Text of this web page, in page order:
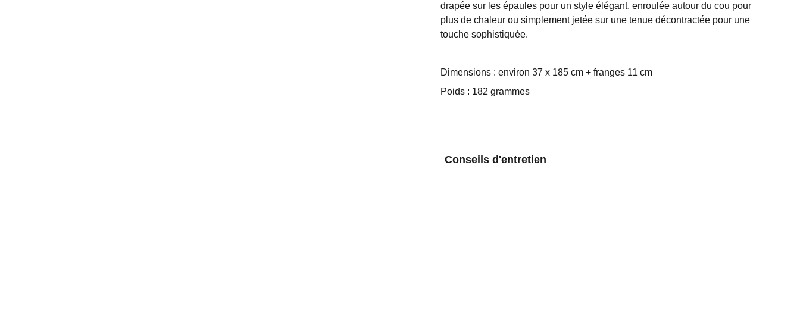
drapée sur les épaules pour un style élégant, enroulée autour du cou pour
plus de chaleur ou simplement jetée sur une tenue décontractée pour une
touche sophistiquée.
Dimensions : environ 37 x 185 cm + franges 11 cm
Poids : 182 grammes
Conseils d'entretien